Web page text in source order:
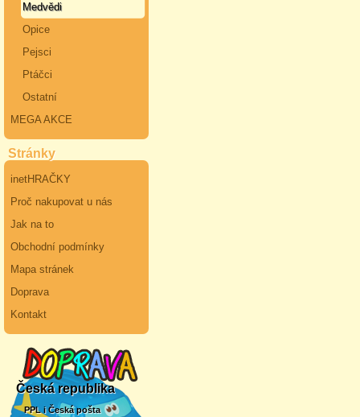
Medvědi
Opice
Pejsci
Ptáčci
Ostatní
MEGA AKCE
Stránky
inetHRAČKY
Proč nakupovat u nás
Jak na to
Obchodní podmínky
Mapa stránek
Doprava
Kontakt
Česká republika
PPL i Česká pošta